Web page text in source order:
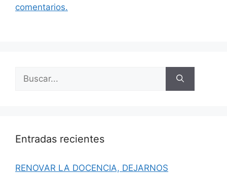
comentarios.
Buscar:
Entradas recientes
RENOVAR LA DOCENCIA, DEJARNOS